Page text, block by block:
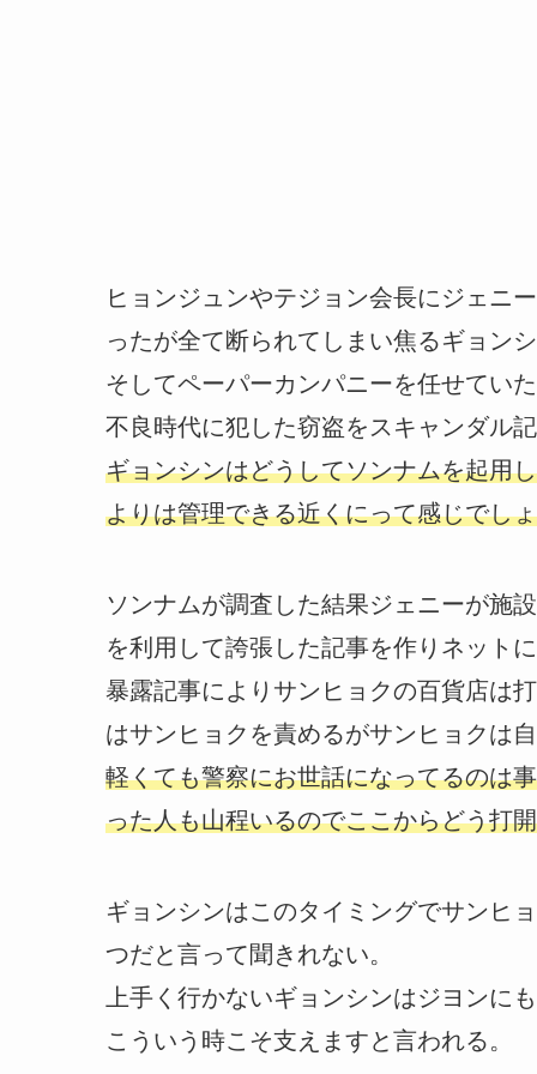
ヒョンジュンやテジョン会長にジェニ
ったが全て断られてしまい焦るギョン
そしてペーパーカンパニーを任せてい
不良時代に犯した窃盗をスキャンダル
ギョンシンはどうしてソンナムを起用
よりは管理できる近くにって感じでし
ソンナムが調査した結果ジェニーが施
を利用して誇張した記事を作りネット
暴露記事によりサンヒョクの百貨店は
はサンヒョクを責めるがサンヒョクは
軽くても警察にお世話になってるのは
った人も山程いるのでここからどう打
ギョンシンはこのタイミングでサンヒ
つだと言って聞きれない。
上手く行かないギョンシンはジヨンに
こういう時こそ支えますと言われる。